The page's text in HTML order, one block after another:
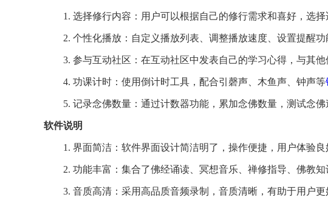
1. 选择修行内容：用户可以根据自己的修行需求和喜好，选
2. 个性化播放：自定义播放列表、调整播放速度、设置提醒功
3. 参与互动社区：在互动社区中发表自己的学习心得，与其
4. 功课计时：使用倒计时工具，配合引磬声、木鱼声、钟声等
5. 记录念佛数量：通过计数器功能，累加念佛数量，测试念佛
软件说明
1. 界面简洁：软件界面设计简洁明了，操作便捷，用户体验良
2. 功能丰富：集合了佛经诵读、冥想音乐、禅修指导、佛教知
3. 音质高清：采用高品质音频录制，音质清晰，有助于用户更